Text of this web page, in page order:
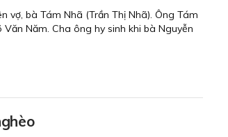
vợ, bà Tám Nhã (Trần Thị Nhã). Ông Tám
Năm. Cha ông hy sinh khi bà Nguyễn